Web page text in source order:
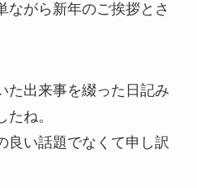
ながら新年のご挨拶とさ
た出来事を綴った日記み
ね。
良い話題でなくて申し訳